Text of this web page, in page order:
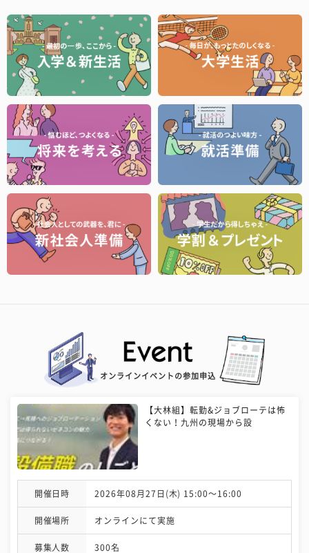
オンラインイベントの参加申込
【大林組】転勤&ジョブローテは怖
くない！九州の現場から設
開催日時 2026年08月27日(木) 15:00〜16:00
開催場所 オンラインにて実施
募集人数 300名